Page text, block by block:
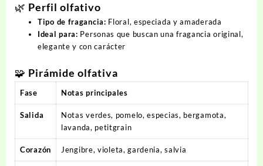
🌿 Perfil olfativo
Tipo de fragancia: Floral, especiada y amaderada
Ideal para: Personas que buscan una fragancia original,
elegante y con carácter
🧩 Pirámide olfativa
Fase Notas principales
Salida
Notas verdes, pomelo, especias, bergamota,
lavanda, petitgrain
Corazón Jengibre, violeta, gardenia, salvia